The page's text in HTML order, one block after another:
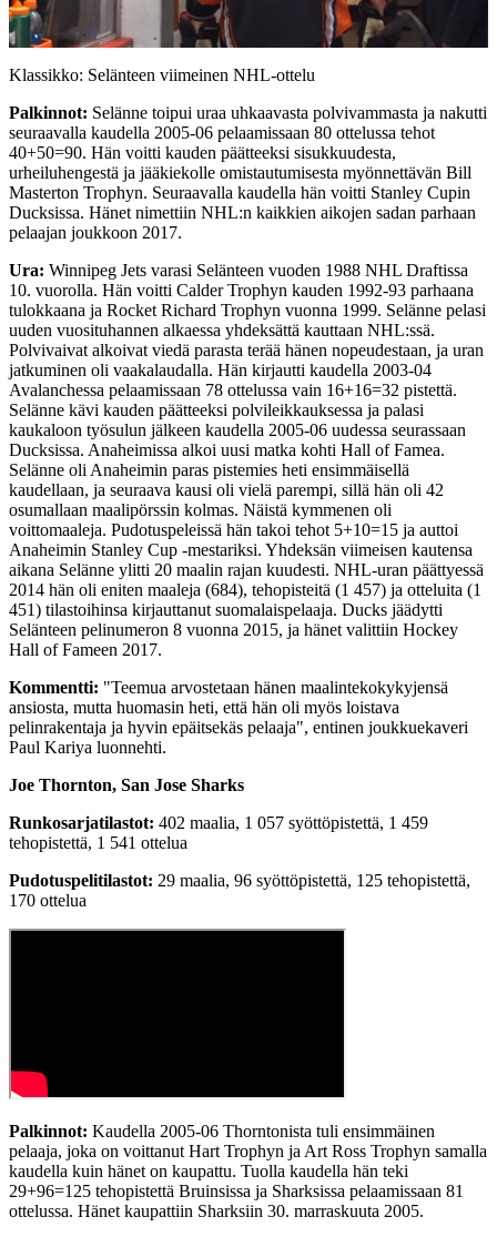
Video
Klassikko: Selänteen viimeinen NHL-ottelu
Palkinnot: Selänne toipui uraa uhkaavasta polvivammasta ja nakutti
seuraavalla kaudella 2005-06 pelaamissaan 80 ottelussa tehot
40+50=90. Hän voitti kauden päätteeksi sisukkuudesta,
urheiluhengestä ja jääkiekolle omistautumisesta myönnettävän Bill
Masterton Trophyn. Seuraavalla kaudella hän voitti Stanley Cupin
Ducksissa. Hänet nimettiin NHL:n kaikkien aikojen sadan parhaan
pelaajan joukkoon 2017.
Ura: Winnipeg Jets varasi Selänteen vuoden 1988 NHL Draftissa
10. vuorolla. Hän voitti Calder Trophyn kauden 1992-93 parhaana
tulokkaana ja Rocket Richard Trophyn vuonna 1999. Selänne pelasi
uuden vuosituhannen alkaessa yhdeksättä kauttaan NHL:ssä.
Polvivaivat alkoivat viedä parasta terää hänen nopeudestaan, ja uran
jatkuminen oli vaakalaudalla. Hän kirjautti kaudella 2003-04
Avalanchessa pelaamissaan 78 ottelussa vain 16+16=32 pistettä.
Selänne kävi kauden päätteeksi polvileikkauksessa ja palasi
kaukaloon työsulun jälkeen kaudella 2005-06 uudessa seurassaan
Ducksissa. Anaheimissa alkoi uusi matka kohti Hall of Famea.
Selänne oli Anaheimin paras pistemies heti ensimmäisellä
kaudellaan, ja seuraava kausi oli vielä parempi, sillä hän oli 42
osumallaan maalipörssin kolmas. Näistä kymmenen oli
voittomaaleja. Pudotuspeleissä hän takoi tehot 5+10=15 ja auttoi
Anaheimin Stanley Cup -mestariksi. Yhdeksän viimeisen kautensa
aikana Selänne ylitti 20 maalin rajan kuudesti. NHL-uran päättyessä
2014 hän oli eniten maaleja (684), tehopisteitä (1 457) ja otteluita (1
451) tilastoihinsa kirjauttanut suomalaispelaaja. Ducks jäädytti
Selänteen pelinumeron 8 vuonna 2015, ja hänet valittiin Hockey
Hall of Fameen 2017.
Kommentti: "Teemua arvostetaan hänen maalintekokykyjensä
ansiosta, mutta huomasin heti, että hän oli myös loistava
pelinrakentaja ja hyvin epäitsekäs pelaaja", entinen joukkuekaveri
Paul Kariya luonnehti.
Joe Thornton, San Jose Sharks
Runkosarjatilastot: 402 maalia, 1 057 syöttöpistettä, 1 459
tehopistettä, 1 541 ottelua
Pudotuspelitilastot: 29 maalia, 96 syöttöpistettä, 125 tehopistettä,
170 ottelua
Palkinnot: Kaudella 2005-06 Thorntonista tuli ensimmäinen
pelaaja, joka on voittanut Hart Trophyn ja Art Ross Trophyn samalla
kaudella kuin hänet on kaupattu. Tuolla kaudella hän teki
29+96=125 tehopistettä Bruinsissa ja Sharksissa pelaamissaan 81
ottelussa. Hänet kaupattiin Sharksiin 30. marraskuuta 2005.